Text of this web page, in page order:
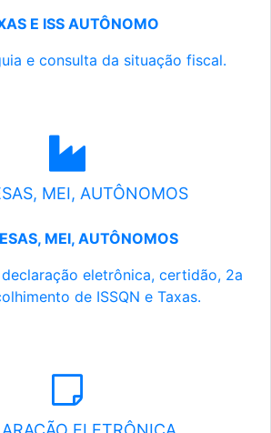
E ISS AUTÔNOMO
e consulta da situação fiscal.
MEI, AUTÔNOMOS
MEI, AUTÔNOMOS
eletrônica, certidão, 2a
de ISSQN e Taxas.